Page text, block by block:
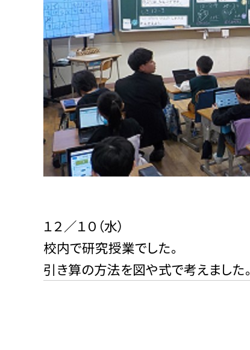
１２／１０（水）
校内で研究授業でした。
引き算の方法を図や式で考えました。